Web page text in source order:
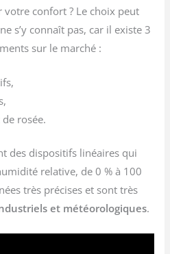
confort ? Le choix peut
s’y connaît pas, car il existe 3
sur le marché :
rosée.
des dispositifs linéaires qui
relative, de 0 % à 100
très précises et sont très
et météorologiques.